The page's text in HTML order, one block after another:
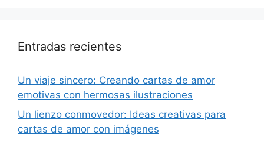
Entradas recientes
Un viaje sincero: Creando cartas de amor
emotivas con hermosas ilustraciones
Un lienzo conmovedor: Ideas creativas para
cartas de amor con imágenes